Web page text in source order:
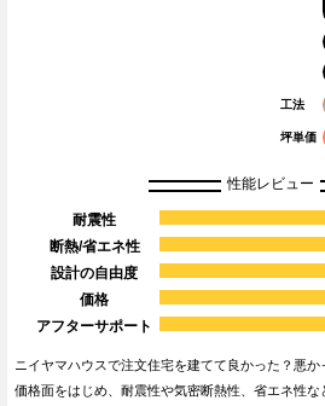
工法
坪単価
性能レビュー
耐震性
断熱/省エネ性
設計の自由度
価格
アフターサポート
ニイヤマハウスで注文住宅を建てて良かった？悪
価格面をはじめ、耐震性や気密断熱性、省エネ性